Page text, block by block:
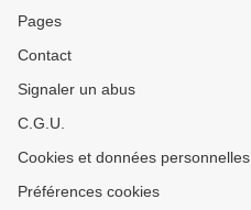
Pages
Contact
Signaler un abus
C.G.U.
Cookies et données personnelles
Préférences cookies